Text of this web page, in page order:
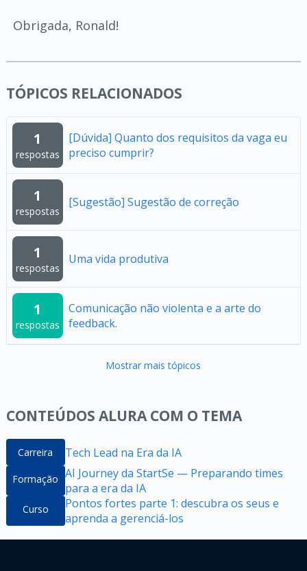
Obrigada, Ronald!
TÓPICOS RELACIONADOS
1
respostas
[Dúvida] Quanto dos requisitos da vaga eu
preciso cumprir?
1
respostas
[Sugestão] Sugestão de correção
1
respostas
Uma vida produtiva
1
respostas
Comunicação não violenta e a arte do
feedback.
Mostrar mais tópicos
CONTEÚDOS ALURA COM O TEMA
Carreira Tech Lead na Era da IA
Formação AI Journey da StartSe — Preparando times
para a era da IA
Curso
Pontos fortes parte 1: descubra os seus e
aprenda a gerenciá-los